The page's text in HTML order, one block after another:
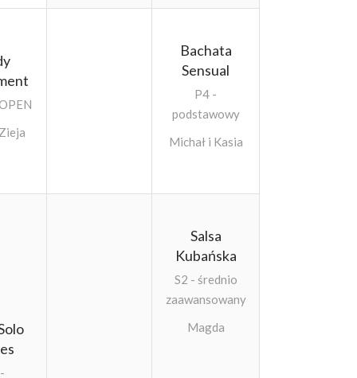
Bachata
Sensual
P4 -
podstawowy
Michał i Kasia
Salsa
Kubańska
S2 - średnio
zaawansowany
Magda